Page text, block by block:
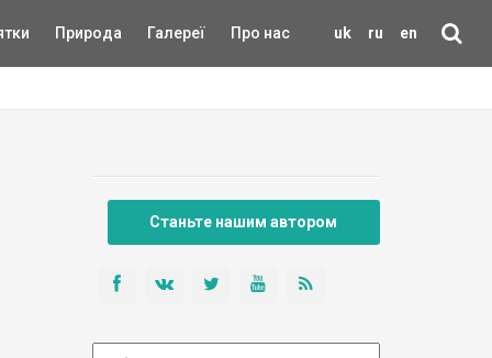
uk ru en
Природа Галереї Про нас
Станьте нашим автором